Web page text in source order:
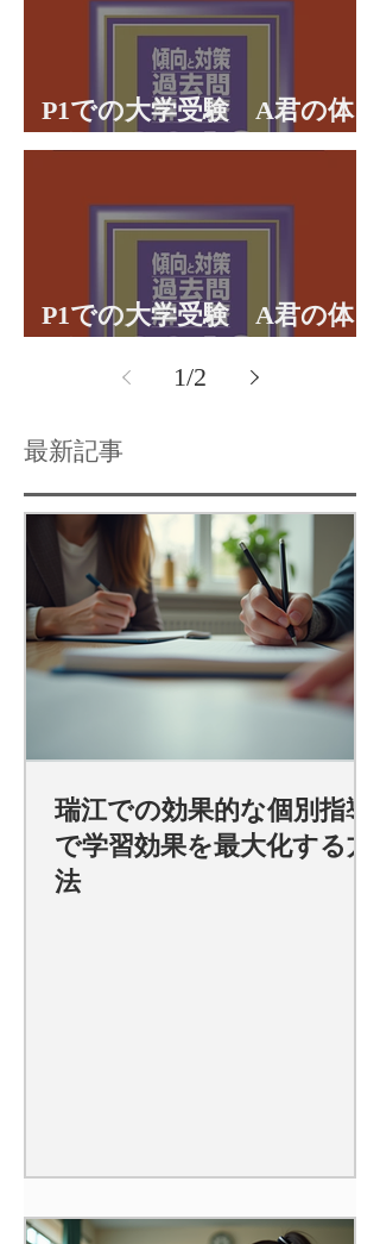
P1での大学受験 A君の体
験談パート２
P1での大学受験 A君の体
1/2
最新記事
瑞江での効果的な個別指導
で学習効果を最大化する方
法